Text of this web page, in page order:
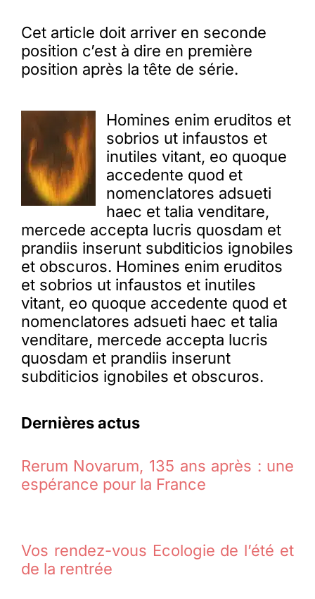
L’actu
La revue Responsables
Cet article doit arriver en seconde
position c’est à dire en première
position après la tête de série.
Homines enim eruditos et
sobrios ut infaustos et
inutiles vitant, eo quoque
accedente quod et
nomenclatores adsueti
haec et talia venditare,
mercede accepta lucris quosdam et
prandiis inserunt subditicios ignobiles
et obscuros. Homines enim eruditos
et sobrios ut infaustos et inutiles
vitant, eo quoque accedente quod et
nomenclatores adsueti haec et talia
venditare, mercede accepta lucris
quosdam et prandiis inserunt
subditicios ignobiles et obscuros.
Dernières actus
Rerum Novarum, 135 ans après : une
espérance pour la France
Vos rendez-vous Ecologie de l’été et
de la rentrée